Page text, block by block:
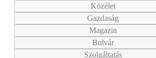
Közélet
Gazdaság
Magazin
Bulvár
Szolgáltatás